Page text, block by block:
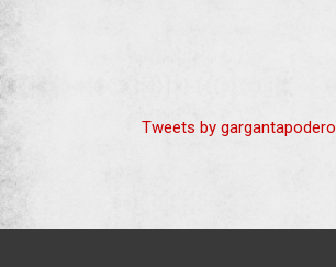
Tweets by gargantapodero